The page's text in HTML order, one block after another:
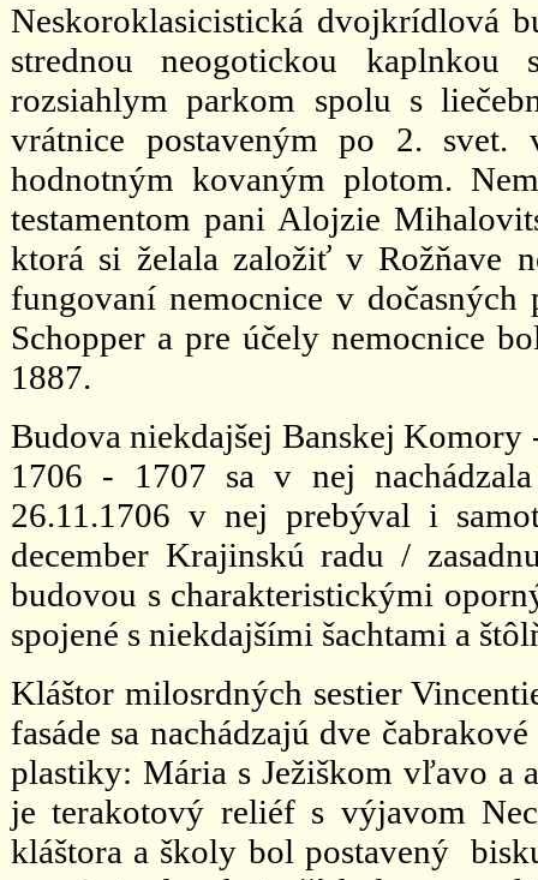
Neskoroklasicistická dvojkrídlová
strednou neogotickou
rozsiahlym parkom spolu s
vrátnice postaveným po 2.
hodnotným kovaným plotom.
testamentom pani Alojzie
ktorá si želala založiť v Rožňave
fungovaní nemocnice v
Schopper a pre účely nemocnice
1887.
Budova niekdajšej Banskej Komory
1706 - 1707 sa v nej
26.11.1706 v nej prebýval i
december Krajinskú radu /
budovou s charakteristickými
spojené s niekdajšími šachtami a
Kláštor milosrdných sestier
fasáde sa nachádzajú dve
plastiky: Mária s Ježiškom vľavo a
je terakotový reliéf s výjavom
kláštora a školy bol postavený